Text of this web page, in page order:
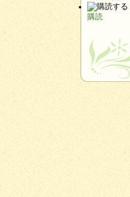
購読